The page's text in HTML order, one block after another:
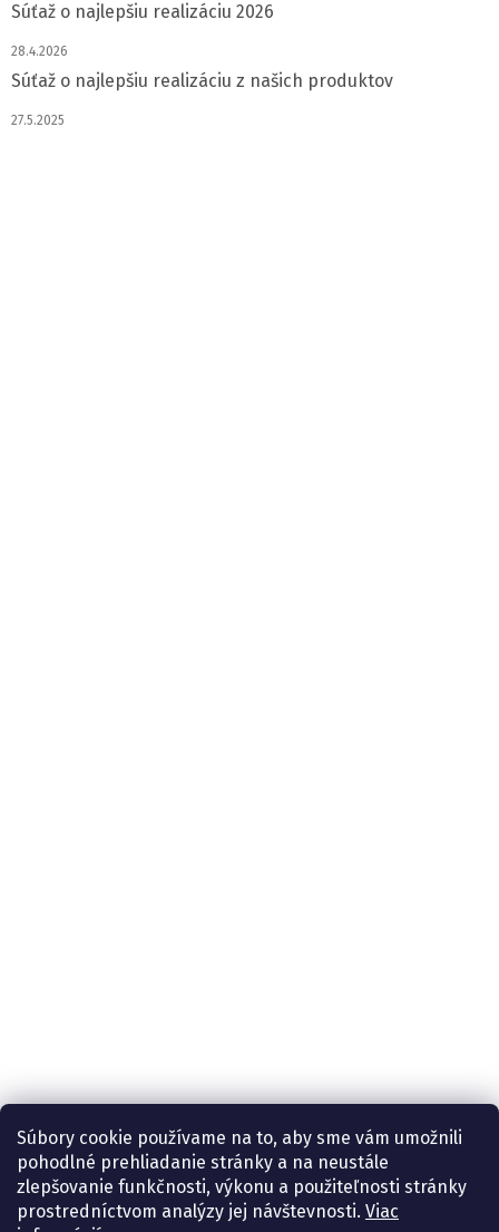
Súbory cookie používame na to, aby sme vám umožnili
pohodlné prehliadanie stránky a na neustále
zlepšovanie funkčnosti, výkonu a použiteľnosti stránky
prostredníctvom analýzy jej návštevnosti. Viac
Súťaž o najlepšiu realizáciu 2026
28.4.2026
Súťaž o najlepšiu realizáciu z našich produktov
27.5.2025